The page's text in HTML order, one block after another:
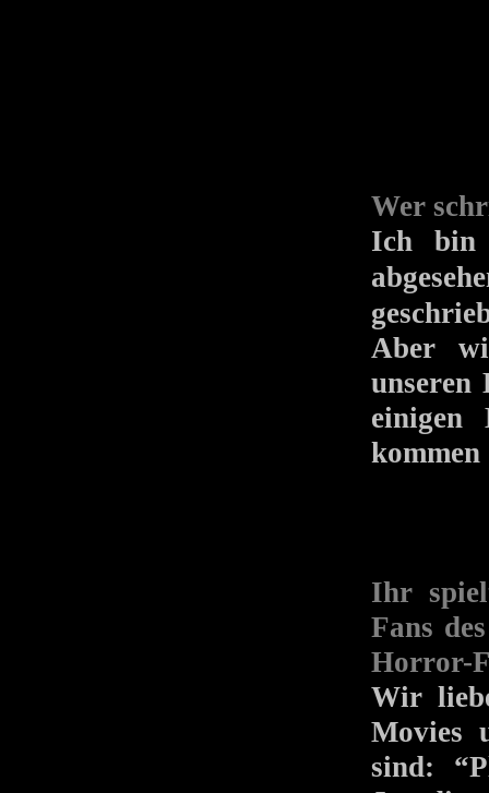
Wer
Ich bin
Aber
einigen
Ihr
Fans
Horror-
Wir
Movies
sind: